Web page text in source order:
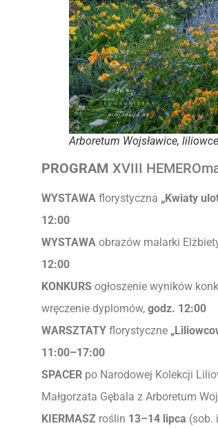
Arboretum Wojsławice,
PROGRAM XVIII
WYSTAWA florystyczna „Kwiaty
12:00
WYSTAWA obrazów malarki
12:00
KONKURS ogłoszenie wyników
wręczenie dyplomów, godz. 12:00
WARSZTATY florystyczne
11:00–17:00
SPACER po Narodowej Kolekcji
Małgorzata Gębala z Arboretum
KIERMASZ roślin 13–14 lipca (sob.